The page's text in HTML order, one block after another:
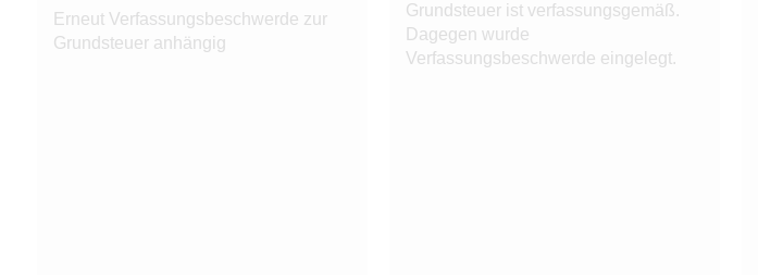
Erneut Verfassungsbeschwerde zur
Grundsteuer anhängig
Grundsteuer ist verfassungsgemäß.
Dagegen wurde
Verfassungsbeschwerde eingelegt.